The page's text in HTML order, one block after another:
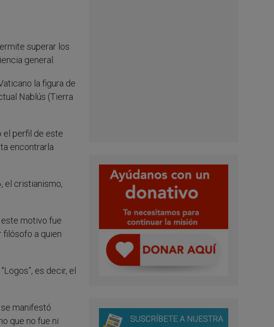
superar los
general.
la figura de
Nablús (Tierra
el perfil de este
encontrarla
el cristianismo,
este motivo fue
filósofo a quien
es decir, el
manifestó
que no fue ni